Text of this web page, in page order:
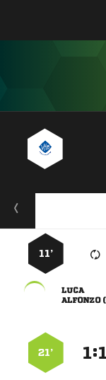
11’


:
21’